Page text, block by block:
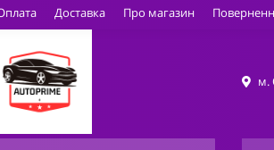
Доставка Про магазин
м.